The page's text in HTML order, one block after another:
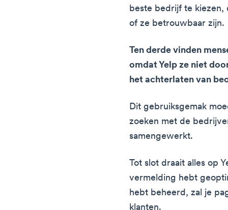
beste bedrijf te kiezen,
of ze betrouwbaar zijn.
Ten derde vinden
omdat Yelp ze niet
het achterlaten van
Dit gebruiksgemak
zoeken met de
samengewerkt.
Tot slot draait alles op
vermelding hebt
hebt beheerd, zal je
klanten.